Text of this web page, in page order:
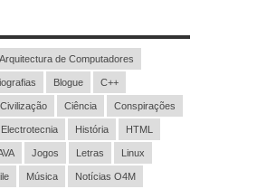
Arquitectura de Computadores
Blogue C++
Civilização Ciência Conspirações
Electrotecnia História HTML
Jogos Letras Linux
Música Notícias O4M